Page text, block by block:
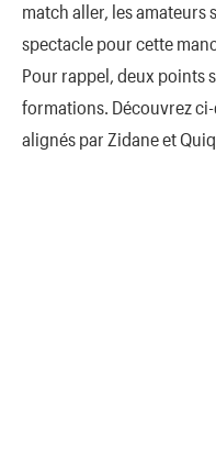
match aller, les amateurs
spectacle pour cette
Pour rappel, deux points
formations. Découvrez
alignés par Zidane et